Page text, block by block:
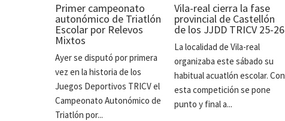
Primer campeonato
autonómico de Triatlón
Escolar por Relevos
Mixtos
Ayer se disputó por primera
vez en la historia de los
Juegos Deportivos TRICV el
Campeonato Autonómico de
Triatlón por...
Vila-real cierra la fase
provincial de Castellón
de los JJDD TRICV 25-26
La localidad de Vila-real
organizaba este sábado su
habitual acuatlón escolar. Con
esta competición se pone
punto y final a...